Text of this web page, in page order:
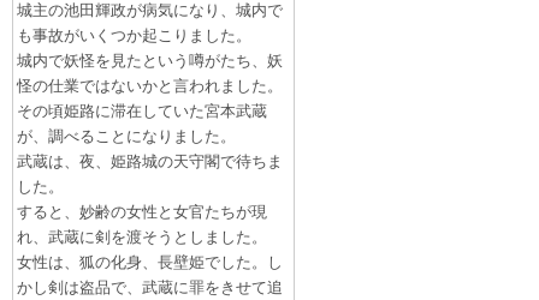
城主の池田輝政が病気になり、城内で
も事故がいくつか起こりました。
城内で妖怪を見たという噂がたち、妖
怪の仕業ではないかと言われました。
その頃姫路に滞在していた宮本武蔵
が、調べることになりました。
武蔵は、夜、姫路城の天守閣で待ちま
した。
すると、妙齢の女性と女官たちが現
れ、武蔵に剣を渡そうとしました。
女性は、狐の化身、長壁姫でした。し
かし剣は盗品で、武蔵に罪をきせて追